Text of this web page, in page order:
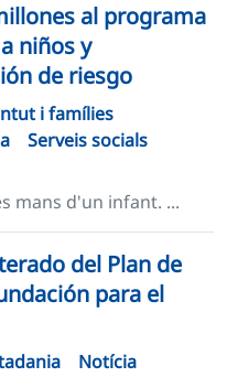
al programa
niños y
de riesgo
i famílies
Serveis socials
mans d'un infant. ...
del Plan de
para el
Notícia